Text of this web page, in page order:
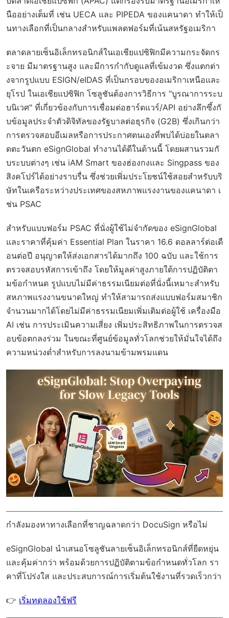
นืออย่างเต็มที่ เช่น UECA และ PIPEDA ของแคนาดา ทำให้เป็
นทางเลือกที่เป็นกลางสำหรับแพลตฟอร์มที่เน้นสหรัฐอเมริกา
ตลาดลายเซ็นอิเล็กทรอนิกส์ในเอเชียแปซิฟิกมีความกระจัดกร
ะจาย มีมาตรฐานสูง และมีการกำกับดูแลที่เข้มงวด ซึ่งแตกต่า
งจากรูปแบบ ESIGN/eIDAS ที่เป็นกรอบของอเมริกาเหนือและ
ยุโรป ในเอเชียแปซิฟิก โซลูชันต้องการวิธีการ "บูรณาการระบ
บนิเวศ" ที่เกี่ยวข้องกับการเชื่อมต่อฮาร์ดแวร์/API อย่างลึกซึ้งกั
บข้อมูลประจำตัวดิจิทัลของรัฐบาลต่อธุรกิจ (G2B) ซึ่งเกินกว่า
การตรวจสอบอีเมลหรือการประกาศตนเองที่พบได้บ่อยในตลา
ดตะวันตก eSignGlobal ทำงานได้ดีในด้านนี้ โดยผสานรวมกั
บระบบต่างๆ เช่น iAM Smart ของฮ่องกงและ Singpass ของ
สิงคโปร์ได้อย่างราบรื่น ซึ่งช่วยเพิ่มประโยชน์ใช้สอยสำหรับบริ
ษัทในเครือระหว่างประเทศของสหภาพแรงงานของแคนาดา เ
ช่น PSAC
สำหรับแบบฟอร์ม PSAC ที่นั่งผู้ใช้ไม่จำกัดของ eSignGlobal
และราคาที่คุ้มค่า Essential Plan ในราคา 16.6 ดอลลาร์ต่อเดื
อนต่อปี อนุญาตให้ส่งเอกสารได้มากถึง 100 ฉบับ และใช้การ
ตรวจสอบรหัสการเข้าถึง โดยให้มูลค่าสูงภายใต้การปฏิบัติตา
มข้อกำหนด รูปแบบไม่มีค่าธรรมเนียมต่อที่นั่งนี้เหมาะสำหรับ
สหภาพแรงงานขนาดใหญ่ ทำให้สามารถส่งแบบฟอร์มสมาชิก
จำนวนมากได้โดยไม่มีค่าธรรมเนียมเพิ่มเติมต่อผู้ใช้ เครื่องมือ
AI เช่น การประเมินความเสี่ยง เพิ่มประสิทธิภาพในการตรวจส
อบข้อตกลงร่วม ในขณะที่ศูนย์ข้อมูลทั่วโลกช่วยให้มั่นใจได้ถึง
ความหน่วงต่ำสำหรับการลงนามข้ามพรมแดน
กำลังมองหาทางเลือกที่ชาญฉลาดกว่า DocuSign หรือไม่
eSignGlobal นำเสนอโซลูชันลายเซ็นอิเล็กทรอนิกส์ที่ยืดหยุ่น
และคุ้มค่ากว่า พร้อมด้วยการปฏิบัติตามข้อกำหนดทั่วโลก รา
คาที่โปร่งใส และประสบการณ์การเริ่มต้นใช้งานที่รวดเร็วกว่า
👉 เริ่มทดลองใช้ฟรี